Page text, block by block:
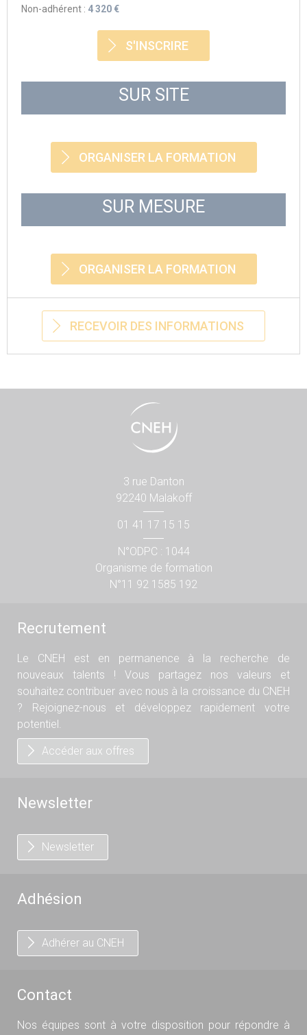
Non-adhérent : 4 320 €
S'INSCRIRE
SUR SITE
ORGANISER LA FORMATION
SUR MESURE
ORGANISER LA FORMATION
RECEVOIR DES INFORMATIONS
3 rue Danton
92240 Malakoff
01 41 17 15 15
N°ODPC : 1044
Organisme de formation
N°11 92 1585 192
Recrutement
Le CNEH est en permanence à la recherche de
nouveaux talents ! Vous partagez nos valeurs et
souhaitez contribuer avec nous à la croissance du CNEH
? Rejoignez-nous et développez rapidement votre
potentiel.
Accéder aux offres
Newsletter
Newsletter
Adhésion
Adhérer au CNEH
Contact
Nos équipes sont à votre disposition pour répondre à